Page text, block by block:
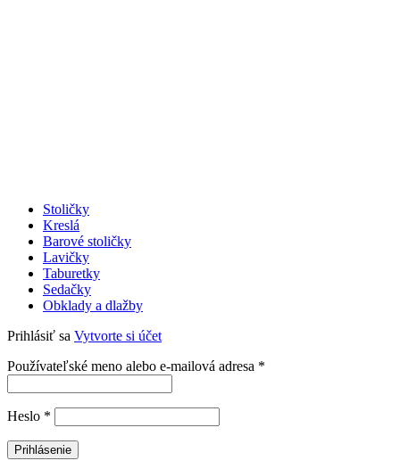
Stoličky
Kreslá
Barové stoličky
Lavičky
Taburetky
Sedačky
Obklady a dlažby
Prihlásiť sa Vytvorte si účet
Používateľské meno alebo e-mailová adresa *
Heslo *
Prihlásenie